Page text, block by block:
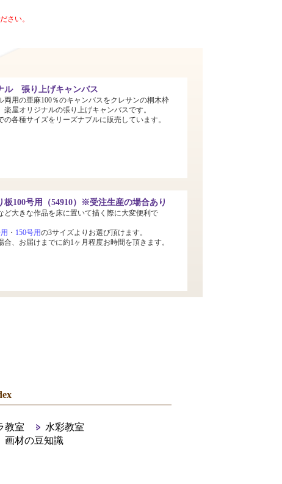
さい。
ル 張り上げキャンバス
両用の亜麻100％のキャンバスをクレサンの桐木枠
楽屋オリジナルの張り上げキャンバスです。
の各種サイズをリーズナブルに販売しています。
100号用（54910）※受注生産の場合あり
ど大きな作品を床に置いて描く際に大変便利で
・ 150号用の3サイズよりお選び頂けます。
、お届けまでに約1ヶ月程度お時間を頂きます。
教室
水彩教室
画材の豆知識